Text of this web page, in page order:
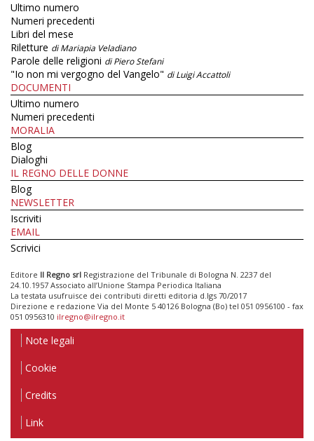
Ultimo numero
Numeri precedenti
Libri del mese
Riletture di Mariapia Veladiano
Parole delle religioni di Piero Stefani
"Io non mi vergogno del Vangelo" di Luigi Accattoli
DOCUMENTI
Ultimo numero
Numeri precedenti
MORALIA
Blog
Dialoghi
IL REGNO DELLE DONNE
Blog
NEWSLETTER
Iscriviti
EMAIL
Scrivici
Editore Il Regno srl Registrazione del Tribunale di Bologna N. 2237 del
24.10.1957 Associato all’Unione Stampa Periodica Italiana
La testata usufruisce dei contributi diretti editoria d.lgs 70/2017
Direzione e redazione Via del Monte 5 40126 Bologna (Bo) tel 051 0956100 - fax
051 0956310 ilregno@ilregno.it
Note legali
Cookie
Credits
Link